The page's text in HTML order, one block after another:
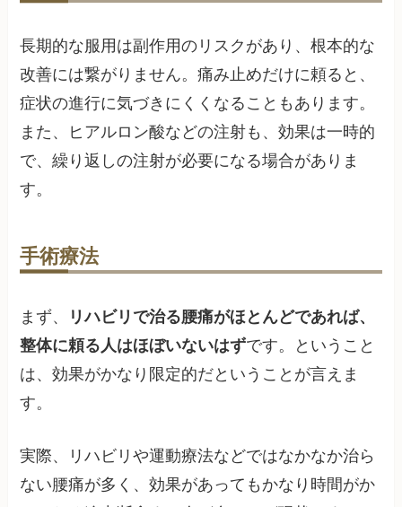
長期的な服用は副作用のリスクがあり、根本的な
改善には繋がりません。痛み止めだけに頼ると、
症状の進行に気づきにくくなることもあります。
また、ヒアルロン酸などの注射も、効果は一時的
で、繰り返しの注射が必要になる場合がありま
す。
手術療法
まず、
リハビリで治る腰痛がほとんどであれば、
整体に頼る人はほぼいないはずです。ということ
は、効果がかなり限定的だということが言えま
す。
実際、リハビリや運動療法などではなかなか治ら
ない腰痛が多く、効果があってもかなり時間がか